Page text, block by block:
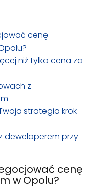
cenę
niż tylko cena za
z
strategia krok
deweloperem przy
cenę
w Opolu?